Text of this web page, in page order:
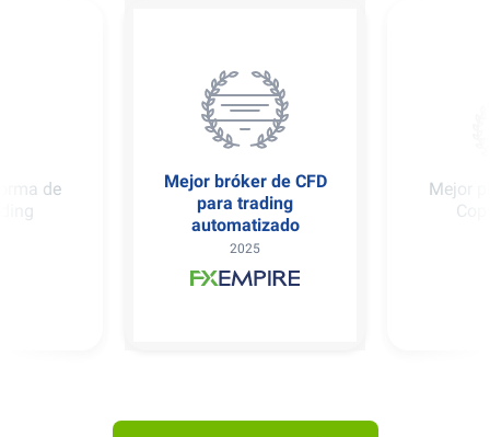
CFD
Mejor plataforma de
Copy Trading
2025
Mejor